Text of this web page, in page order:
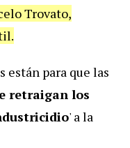
Trovato,
están para que las
retraigan los
' a la